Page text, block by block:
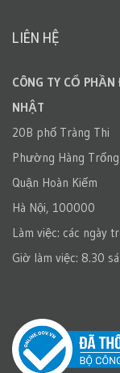
LIÊN HỆ
CÔNG TY CỔ
NHẬT
20B phố Tràng Thi
Phường Hàng Trống
Quận Hoàn Kiếm
Hà Nội, 100000
Làm việc: các ngày
Giờ làm việc: 8.30